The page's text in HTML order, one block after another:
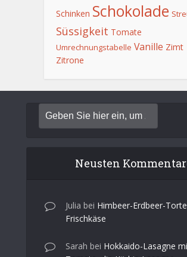
Schinken Schokolade
Süssigkeit Tomate
Umrechnungstabelle Vanille Zimt
Zitrone
Neusten
Julia bei Himbeer-Erdbeer-
Frischkäse
Sarah bei Hokkaido-Lasagne